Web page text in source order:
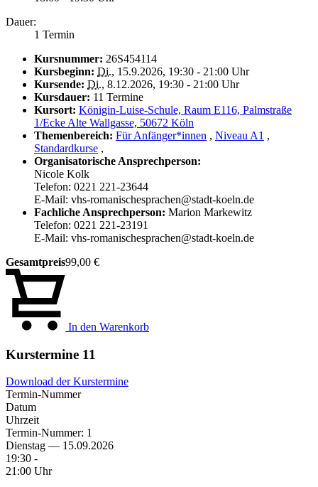
Dauer:
1 Termin
Kursnummer: 26S454114
Kursbeginn: Di., 15.9.2026, 19:30 - 21:00 Uhr
Kursende: Di., 8.12.2026, 19:30 - 21:00 Uhr
Kursdauer: 11 Termine
Kursort: Königin-Luise-Schule, Raum E116, Palmstraße
1/Ecke Alte Wallgasse, 50672 Köln
Themenbereich: Für Anfänger*innen , Niveau A1 ,
Standardkurse ,
Organisatorische Ansprechperson:
Nicole Kolk
Telefon: 0221 221-23644
E-Mail: vhs-romanischesprachen@stadt-koeln.de
Fachliche Ansprechperson: Marion Markewitz
Telefon: 0221 221-23191
E-Mail: vhs-romanischesprachen@stadt-koeln.de
Gesamtpreis99,00 €
In den Warenkorb
Kurstermine 11
Download der Kurstermine
Termin-Nummer
Datum
Uhrzeit
Termin-Nummer: 1
Dienstag — 15.09.2026
19:30 -
21:00 Uhr